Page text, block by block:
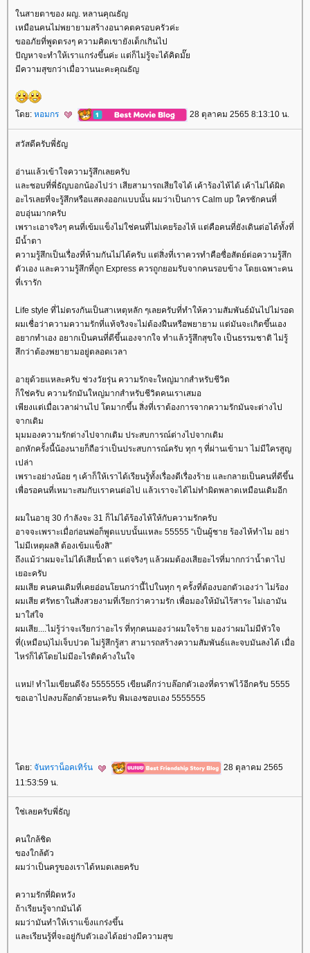
นสายตาของ ผญ. หลานคุณธัญ
เหมือนคนไม่พยายามสร้างอนาคตครอบครัวค่ะ
ขออภัยที่พูดตรงๆ ความคิดเขายังเด็กเกินไป
ปัญหาจะทำให้เราแกร่งขึ้นค่ะ แต่ก็ไม่รู้จะได้คิดมั๊
มีความสุขกว่าเมื่อวานนะคะคุณธัญ
ดย: หอมกร 28 ตุลาคม 2565 8:13:10 น.
สวัสดีครับพี่ธัญ
อ่านแล้วเข้าใจความรู้สึกเลยครับ
ละชอบที่พี่ธัญบอกน้องไปว่า เสียสามารถเสียใจได้ เค้าร้องไห้ได้ เค้าไม่ได้ผิด
อะไรเลยที่จะรู้สึกหรือแสดงออกแบบนั้น ผมว่าเป็นการ Calm up ใครซักคนที่
อบอุ่นมากครับ
เพราะเอาจริงๆ คนที่เข้มแข็งไม่ใช่คนที่ไม่เคยร้องไห้ แต่คือคนที่ยังเดินต่อได้ทั้งที่
มีน้ำตา
ความรู้สึกเป็นเรื่องที่ห้ามกันไม่ได้ครับ แต่สิ่งที่เราควรทำคือซื่อสัตย์ต่อความรู้สึก
ตัวเอง และความรู้สึกที่ถูก Express ควรถูกยอมรับจากคนรอบข้าง โดยเฉพาะคน
ที่เรารัก
Life style ที่ไม่ตรงกันเป็นสาเหตุหลัก ๆเลยครับที่ทำให้ความสัมพันธ์มันไปไม่รอด
ผมเชื่อว่าความความรักที่แท้จริงจะไม่ต้องฝืนหรือพยายาม แต่มันจะเกิดขึ้นเอง
อยากทำเอง อยากเป็นคนที่ดีขึ้นเองจากใจ ทำแล้วรู้สึกสุขใจ เป็นธรรมชาติ ไม่รู้
สึกว่าต้องพยายามอยู่ตลอดเวลา
อายุด้วยแหละครับ ช่วงวัยรุ่น ความรักจะใหญ่มากสำหรับชีวิต
ก็ใช่ครับ ความรักมันใหญ่มากสำหรับชีวิตคนเราเสมอ
เพียงแต่เมื่อเวลาผ่านไป โตมากขึ้น สิ่งที่เราต้องการจากความรักมันจะต่างไป
จากเดิม
มุมมองความรักต่างไปจากเดิม ประสบการณ์ต่างไปจากเดิม
อกหักครั้งนี้น้องนายก็ถือว่าเป็นประสบการณ์ครับ ทุก ๆ ที่ผ่านเข้ามา ไม่มีใครสูญ
เปล่า
เพราะอย่างน้อย ๆ เค้าก็ให้เราได้เรียนรู้ทั้งเรื่องดีเรื่องร้าย และกลายเป็นคนที่ดีขึ้น
เพื่อรอคนที่เหมาะสมกับเราคนต่อไป แล้วเราจะได้ไม่ทำผิดพลาดเหมือนเดิมอีก
ผมในอายุ 30 กำลังจะ 31 ก็ไม่ได้ร้องไห้ให้กับความรักครับ
อาจจะเพราะเมื่อก่อนพ่อก็พูดแบบนั้นแหละ 55555 “เป็นผู้ชาย ร้องไห้ทำไม อย่า
ไม่มีเหตุผลสิ ต้องเข้มแข็งสิ”
ถึงแม้ว่าผมจะไม่ได้เสียน้ำตา แต่จริงๆ แล้วผมต้องเสียอะไรที่มากกว่าน้ำตาไป
เยอะครับ
ผมเสีย คนคนเดิมที่เคยอ่อนโยนกว่านี้ไปในทุก ๆ ครั้งที่ต้องบอกตัวเองว่า ไม่ร้อง
ผมเสีย ศรัทธาในสิ่งสวยงามที่เรียกว่าความรัก เพื่อมองให้มันไร้สาระ ไม่เอามัน
มาใส่ใจ
ผมเสีย....ไม่รู้ว่าจะเรียกว่าอะไร ที่ทุกคนมองว่าผมใจร้าย มองว่าผมไม่มีหัวใจ
ที่(เหมือน)ไม่เจ็บปวด ไม่รู้สึกรู้สา สามารถสร้างความสัมพันธ์และจบมันลงได้ เมื่อ
ไหร่ก็ได้โดยไม่มีอะไรติดค้างในใจ
หม่! ทำไมเขียนดีจัง 5555555 เขียนดีกว่าบล๊อกตัวเองที่ดราฟไว้อีกครับ 5555
ขอเอาไปลงบล๊อกด้วยนะครับ พิมเองชอบเอง 5555555
ดย: จันทราน็อคเทิร์น
28 ตุลาคม 2565
11:53:59 น.
ช่เลยครับพี่ธัญ
คนใกล้ชิด
ของใกล้ตัว
ผมว่าเป็นครูของเราได้หมดเลยครับ
ความรักที่ผิดหวัง
ถ้าเรียนรู้จากมันได้
ผมว่ามันทำให้เราแข็งแกร่งขึ้น
ละเรียนรู้ที่จะอยู่กับตัวเองได้อย่างมีความสุข